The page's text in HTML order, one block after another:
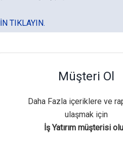
TIKLAYIN.
Müşteri Ol
Daha Fazla içeriklere ve
ulaşmak için
İş Yatırım müşterisi